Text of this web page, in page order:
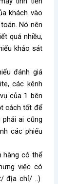
khách vào
Nó nên
quá nhiều,
khảo sát
đánh giá
các kênh
của 1 bên
cách tốt để
phải ai cũng
các phiếu
hàng có thể
việc có
địa chỉ/ ..)